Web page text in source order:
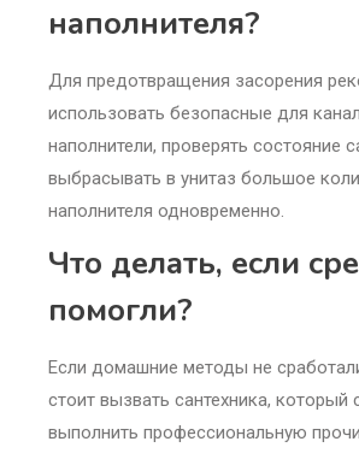
наполнителя?
Для предотвращения засорения
использовать безопасные для
наполнители, проверять состояние
выбрасывать в унитаз большое
наполнителя одновременно.
Что делать, если
помогли?
Если домашние методы не
стоит вызвать сантехника, который
выполнить профессиональную